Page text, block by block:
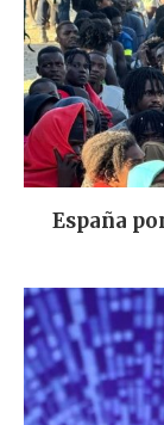
España